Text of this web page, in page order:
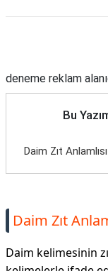
deneme reklam
Bu
Daim Zıt
Daim Zıt
Daim kelimesinin